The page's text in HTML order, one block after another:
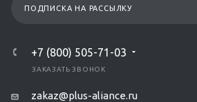
ПОДПИСКА НА РАССЫЛКУ
+7 (800) 505-71-03
ЗАКАЗАТЬ ЗВОНОК
zakaz@plus-aliance.ru